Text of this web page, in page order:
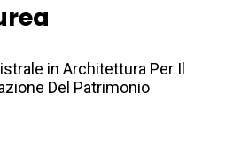
in Architettura Per Il
Del Patrimonio